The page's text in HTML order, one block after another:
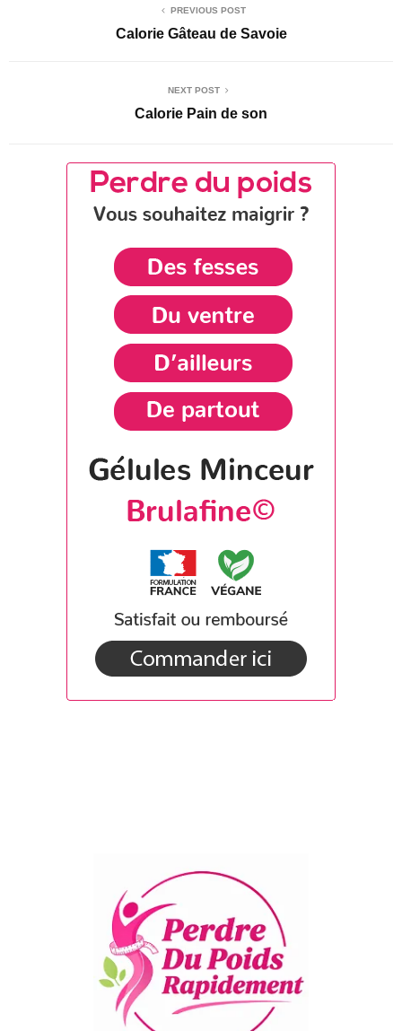
PREVIOUS POST
Calorie Gâteau de Savoie
NEXT POST
Calorie Pain de son